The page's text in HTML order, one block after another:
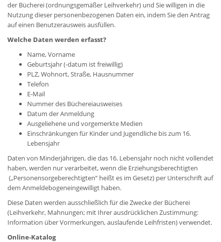
der Bücherei (ordnungsgemäßer Leihverkehr) und Sie willigen in die
Nutzung dieser personen­bezogenen Daten ein, indem Sie den Antrag
auf einen Benutzerausweis ausfüllen.
Welche Daten werden erfasst?
Name, Vorname
Geburtsjahr (-datum ist freiwillig)
PLZ, Wohnort, Straße, Hausnummer
Telefon
E-Mail
Nummer des Büchereiausweises
Datum der Anmeldung
Ausgeliehene und vorgemerkte Medien
Einschränkungen für Kinder und Jugendliche bis zum 16.
Lebensjahr
Daten von Minderjährigen, die das 16. Lebensjahr noch nicht vollendet
haben, werden nur verarbeitet, wenn die Erziehungsberechtigten
(„Personensorge­berechtigten“ heißt es im Gesetz) per Unterschrift auf
dem Anmeldebogeneingewilligt haben.
Diese Daten werden ausschließlich für die Zwecke der Bücherei
(Leihverkehr, Mahnungen; mit Ihrer ausdrücklichen Zustimmung:
Information über Vormerkungen, auslaufende Leihfristen) verwendet.
Online-Katalog